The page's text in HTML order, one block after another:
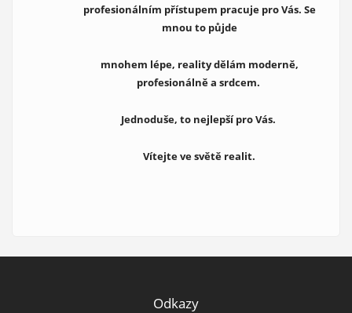
profesionálním přístupem pracuje pro Vás. Se
mnou to půjde
mnohem lépe, reality dělám moderně,
profesionálně a srdcem.
Jednoduše, to nejlepší pro Vás.
Vítejte ve světě realit.
Odkazy